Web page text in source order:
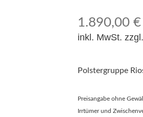
1.890,00€
inkl. MwSt.
Polstergruppe
Preisangabe ohne
Irrtümer und